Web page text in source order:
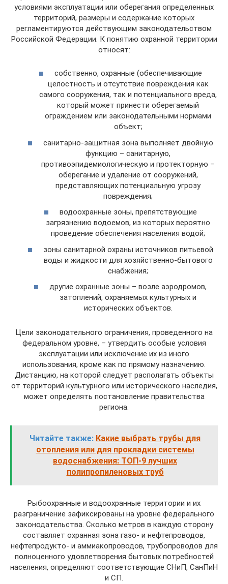
условиями эксплуатации или оберегания определенных
территорий, размеры и содержание которых
регламентируются действующим законодательством
Российской Федерации. К понятию охранной территории
относят:
собственно, охранные (обеспечивающие
целостность и отсутствие повреждения как
самого сооружения, так и потенциального вреда,
который может принести оберегаемый
ограждением или законодательными нормами
объект;
санитарно-защитная зона выполняет двойную
функцию – санитарную,
противоэпидемиологическую и протекторную –
оберегание и удаление от сооружений,
представляющих потенциальную угрозу
повреждения;
водоохранные зоны, препятствующие
загрязнению водоемов, из которых вероятно
проведение обеспечения населения водой;
зоны санитарной охраны источников питьевой
воды и жидкости для хозяйственно-бытового
снабжения;
другие охранные зоны – возле аэродромов,
затоплений, охраняемых культурных и
исторических объектов.
Цели законодательного ограничения, проведенного на
федеральном уровне, – утвердить особые условия
эксплуатации или исключение их из иного
использования, кроме как по прямому назначению.
Дистанцию, на которой следует располагать объекты
от территорий культурного или исторического наследия,
может определять постановление правительства
региона.
Читайте также: Какие выбрать трубы для
отопления или для прокладки системы
водоснабжения: ТОП-9 лучших
полипропиленовых труб
Рыбоохранные и водоохранные территории и их
разграничение зафиксированы на уровне федерального
законодательства. Сколько метров в каждую сторону
составляет охранная зона газо- и нефтепроводов,
нефтепродукто- и аммиакопроводов, трубопроводов для
полноценного удовлетворения бытовых потребностей
населения, определяют соответствующие СНиП, СанПиН
и СП.